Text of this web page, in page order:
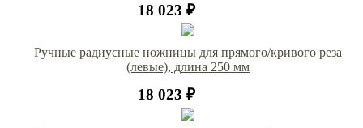
18 023 ₽
Ручные радиусные ножницы для прямого/кривого реза
(левые), длина 250 мм
18 023 ₽